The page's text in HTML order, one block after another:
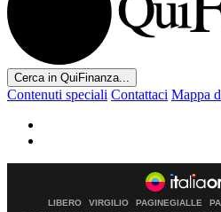
Cerca in QuiFinanza...
Contenuti speciali Contattaci Mappa
LIBERO VIRGILIO PAGINEGIALLE